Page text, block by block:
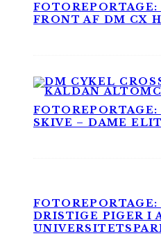
FRONT AF DM CX
SKIVE – DAME
DRISTIGE PIGER I